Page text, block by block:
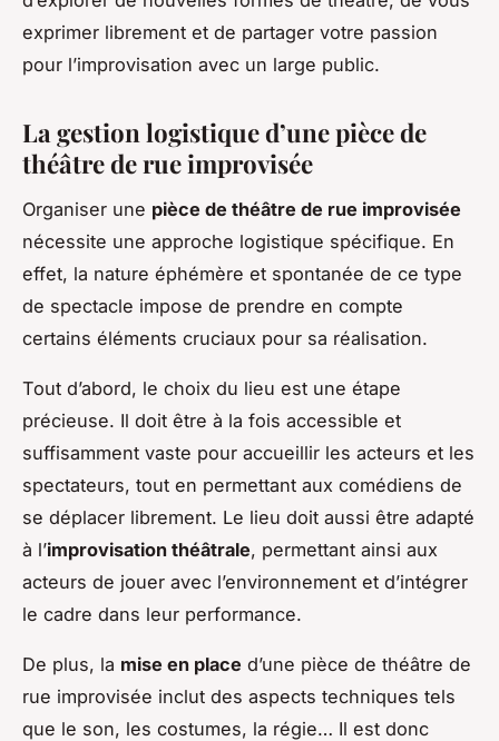
exprimer librement et de partager votre passion
pour l’improvisation avec un large public.
La gestion logistique d’une pièce de
théâtre de rue improvisée
Organiser une pièce de théâtre de rue improvisée
nécessite une approche logistique spécifique. En
effet, la nature éphémère et spontanée de ce type
de spectacle impose de prendre en compte
certains éléments cruciaux pour sa réalisation.
Tout d’abord, le choix du lieu est une étape
précieuse. Il doit être à la fois accessible et
suffisamment vaste pour accueillir les acteurs et les
spectateurs, tout en permettant aux comédiens de
se déplacer librement. Le lieu doit aussi être adapté
à l’improvisation théâtrale, permettant ainsi aux
acteurs de jouer avec l’environnement et d’intégrer
le cadre dans leur performance.
De plus, la mise en place d’une pièce de théâtre de
rue improvisée inclut des aspects techniques tels
que le son, les costumes, la régie… Il est donc